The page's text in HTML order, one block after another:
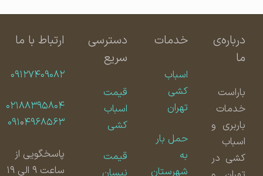
درباره‌ی
باراست
خدمات
باربری و
اسباب
کشی در
خدمات
اسباب
کشی
تهران
حمل بار
شهرستان
دسترسی
سریع
قیمت
اسباب
کشی
قیمت
ارتباط با ما
۰۹۱۲۷۴۰۹۰۸۲
۰۲۱۸۸۳۹۵۸۰۴
۰۹۱۰۴۹۶۸۵۶۳
پاسخگویی از
ساعت ۹ الی ۱۹